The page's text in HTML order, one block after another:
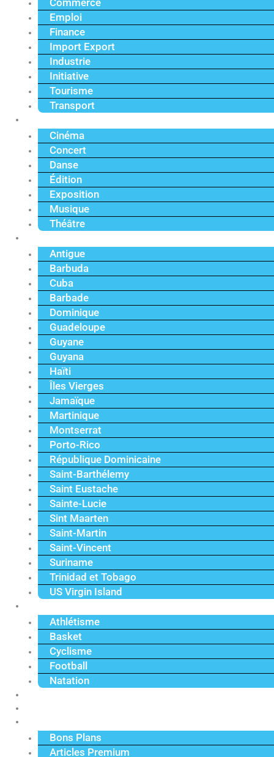
Commerce
Emploi
Finance
Import Export
Industrie
Initiative
Tourisme
Transport
Cinéma
Concert
Danse
Édition
Exposition
Musique
Théâtre
Antigue
Barbuda
Cuba
Barbade
Dominique
Guadeloupe
Guyane
Guyana
Haïti
Îles Vierges
Jamaïque
Martinique
Montserrat
Porto-Rico
République Dominicaine
Saint-Barthélemy
Saint Eustache
Sainte-Lucie
Sint Maarten
Saint-Martin
Saint-Vincent
Suriname
Trinidad et Tobago
US Virgin Island
Athlétisme
Basket
Cyclisme
Football
Natation
Bons Plans
Articles Premium